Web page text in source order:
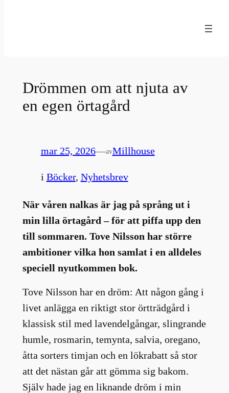
Drömmen om att njuta av
en egen örtagård
mar 25, 2026—avMillhouse
i Böcker, Nyhetsbrev
När våren nalkas är jag på språng ut i
min lilla örtagård – för att piffa upp den
till sommaren. Tove Nilsson har större
ambitioner vilka hon samlat i en alldeles
speciell nyutkommen bok.
Tove Nilsson har en dröm: Att någon gång i
livet anlägga en riktigt stor örtträdgård i
klassisk stil med lavendelgångar, slingrande
humle, rosmarin, temynta, salvia, oregano,
åtta sorters timjan och en lökrabatt så stor
att det nästan går att gömma sig bakom.
Själv hade jag en liknande dröm i min